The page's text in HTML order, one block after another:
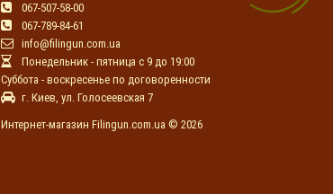
067-507-58-00
067-789-84-61
info@filingun.com.ua
Понедельник - пятница с 9 до 19:00
Суббота - воскресенье по договоренности
г. Киев, ул. Голосеевская 7
Интернет-магазин Filingun.com.ua © 2026